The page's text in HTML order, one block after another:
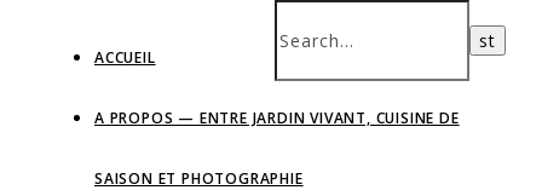
ACCUEIL
A PROPOS — ENTRE JARDIN VIVANT, CUISINE DE
SAISON ET PHOTOGRAPHIE